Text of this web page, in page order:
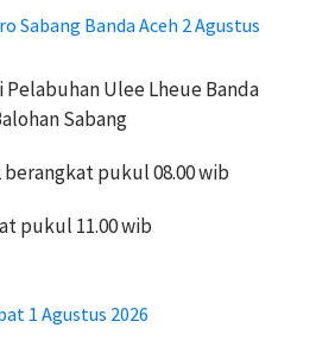
Sabang Banda Aceh 2 Agustus
Ulee Lheue Banda
Sabang
berangkat pukul 08.00 wib
pukul 11.00 wib
1 Agustus 2026